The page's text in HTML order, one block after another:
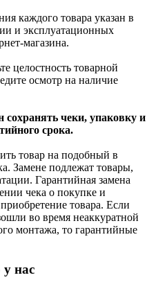
каждого товара указан в
и эксплуатационных
магазина.
целостность товарной
осмотр на наличие
чеки, упаковку и
срока.
товар на подобный в
Замене подлежат товары,
Гарантийная замена
чека о покупке и
товара. Если
во время неаккуратной
монтажа, то гарантийные
нас